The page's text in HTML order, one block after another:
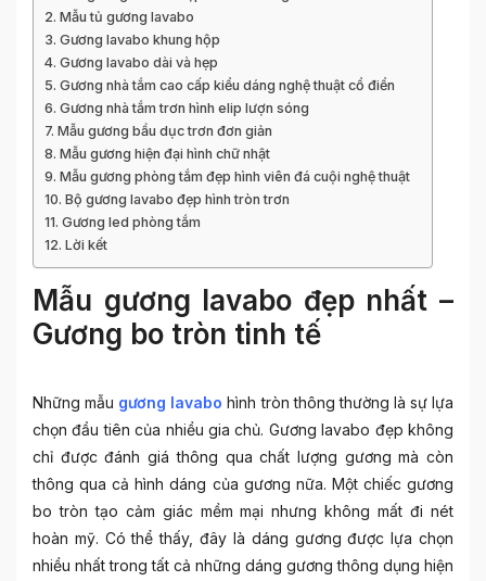
Mẫu tủ gương lavabo
Gương lavabo khung hộp
Gương lavabo dài và hẹp
Gương nhà tắm cao cấp kiểu dáng nghệ thuật cổ điển
Gương nhà tắm trơn hình elip lượn sóng
Mẫu gương bầu dục trơn đơn giản
Mẫu gương hiện đại hình chữ nhật
Mẫu gương phòng tắm đẹp hình viên đá cuội nghệ thuật
Bộ gương lavabo đẹp hình tròn trơn
Gương led phòng tắm
Lời kết
Mẫu gương lavabo đẹp nhất –
Gương bo tròn tinh tế
Những mẫu gương lavabo hình tròn thông thường là sự lựa
chọn đầu tiên của nhiều gia chủ. Gương lavabo đẹpkhông
chỉ được đánh giá thông qua chất lượng gương mà còn
thông qua cả hình dáng của gương nữa. Một chiếc gương
bo tròn tạo cảm giác mềm mại nhưng không mất đi nét
hoàn mỹ. Có thể thấy, đây là dáng gương được lựa chọn
nhiều nhất trong tất cả những dáng gương thông dụng hiện